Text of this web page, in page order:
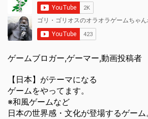
ゲームブロガー,ゲーマー,動画投稿者
【日本】がテーマになる
ゲームをやってます。
※和風ゲームなど
日本の世界感・文化が登場するゲーム